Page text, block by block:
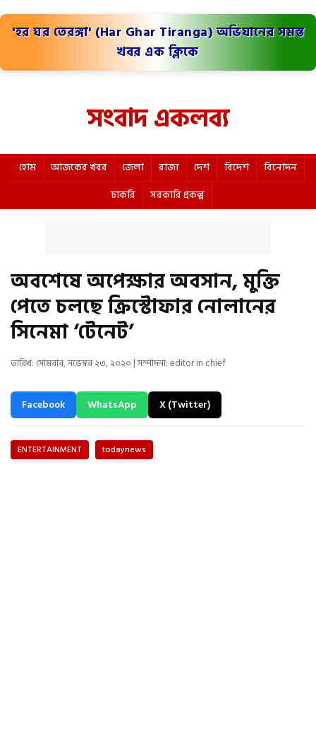
'হর ঘর তেরঙ্গা' (Har Ghar Tiranga) অভিযানের সমস্ত
খবর এক ক্লিকে
সংবাদ একলব্য
হোম আজকের খবর জেলা রাজ্য দেশ বিদেশ
বিনোদন
চাকরি
সরকারি প্রকল্প
অবশেষে অপেক্ষার অবসান, মুক্তি
পেতে চলছে ক্রিস্টোফার নোলানের
সিনেমা ‘টেনেট’
তারিখ: সোমবার, নভেম্বর ২৩, ২০২০ | সম্পাদনা: editor in chief
Facebook WhatsApp X (Twitter)
ENTERTAINMENT todaynews